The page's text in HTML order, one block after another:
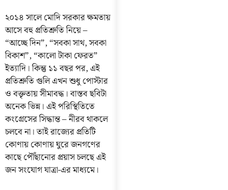
২০১৪ সালে মোদি সরকার ক্ষমতায়
আসে বহু প্রতিশ্রুতি নিয়ে –
“আচ্ছে দিন”, “সবকা সাথ, সবকা
বিকাশ”, “কালো টাকা ফেরত”
ইত্যাদি। কিন্তু ১১ বছর পর, এই
প্রতিশ্রুতি গুলি এখন শুধু পোস্টার
ও বক্তৃতায় সীমাবদ্ধ। বাস্তব ছবিটা
অনেক ভিন্ন। এই পরিস্থিতিতে
কংগ্রেসের সিদ্ধান্ত – নীরব থাকলে
চলবে না। তাই রাজ্যের প্রতিটি
কোণায় কোণায় ঘুরে জনগণের
কাছে পৌঁছানোর প্রয়াস চলছে এই
জন সংযোগ যাত্রা-এর মাধ্যমে।